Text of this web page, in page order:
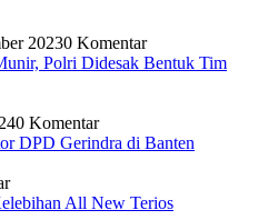
20230 Komentar
Polri Didesak Bentuk Tim
0 Komentar
DPD Gerindra di Banten
All New Terios